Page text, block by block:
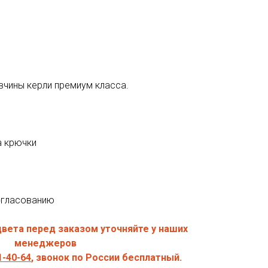
керли премиум класса.
крючки
перед заказом уточняйте у наших
менеджеров
4 0- 64, звонок по России бесплатный.